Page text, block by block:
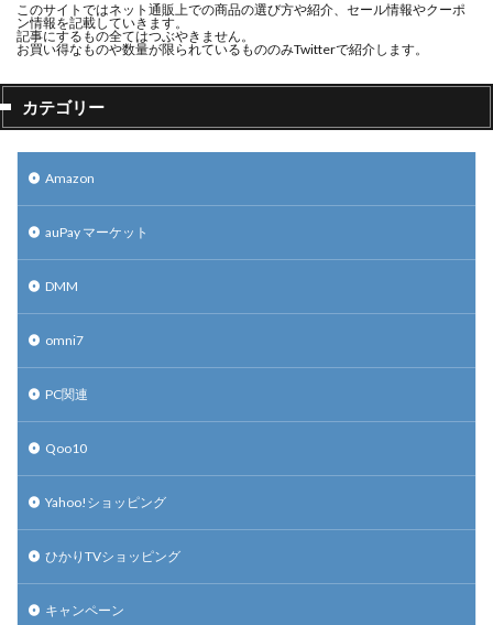
このサイトではネット通販上での商品の選び方や紹介、セール情報やクーポ
ン情報を記載していきます。
記事にするもの全てはつぶやきません。
お買い得なものや数量が限られているもののみTwitterで紹介します。
カテゴリー
Amazon
auPay マーケット
DMM
omni7
PC関連
Qoo10
Yahoo!ショッピング
ひかりTVショッピング
キャンペーン